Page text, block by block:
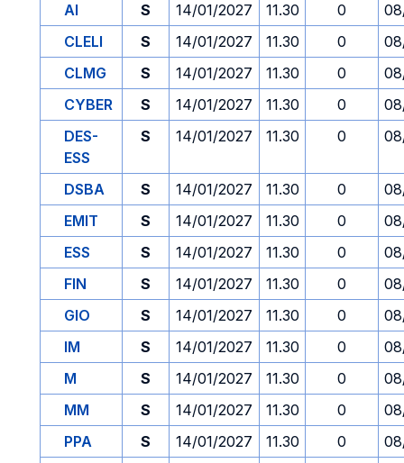
AI
S 14/01/2027 11.30 0
CLELI
S 14/01/2027 11.30 0
CLMG
S 14/01/2027 11.30 0
CYBER
S 14/01/2027 11.30 0
DES-
ESS
S 14/01/2027 11.30 0
DSBA S 14/01/2027 11.30 0
EMIT
S 14/01/2027 11.30 0
ESS
S 14/01/2027 11.30 0
FIN
S 14/01/2027 11.30 0
GIO
S 14/01/2027 11.30 0
IM
S 14/01/2027 11.30 0
M
S 14/01/2027 11.30 0
MM
S 14/01/2027 11.30 0
PPA
S 14/01/2027 11.30 0